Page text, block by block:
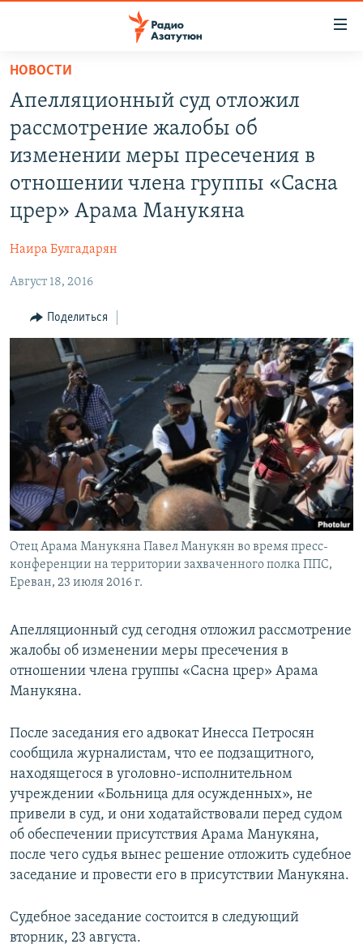
Перейти
основному
содержанию
Перейти
основной
навигации
Перейти
ПОЛИТИКА
ЭКОНОМИКА
НАГОРНЫЙ КАРАБАХ
КУЛЬТУРА
СПОРТ
АРХИВ
Հայերեն
English
Русский
Все сайты Радио Азатутюн
НОВОСТИ
Апелляционный суд отложил
рассмотрение жалобы об
изменении меры пресечения в
отношении члена группы «Сасна
црер» Арама Манукяна
Наира Булгадарян
Август 18, 2016
Поделиться
Отец Арама Манукяна Павел Манукян во время пресс-
конференции на территории захваченного полка ППС,
Ереван, 23 июля 2016 г.
Апелляционный суд сегодня отложил рассмотрение
жалобы об изменении меры пресечения в
отношении члена группы «Сасна црер» Арама
Манукяна.
После заседания его адвокат Инесса Петросян
сообщила журналистам, что ее подзащитного,
находящегося в уголовно-исполнительном
учреждении «Больница для осужденных», не
привели в суд, и они ходатайствовали перед судом
об обеспечении присутствия Арама Манукяна,
после чего судья вынес решение отложить судебное
заседание и провести его в присутствии Манукяна.
Судебное заседание состоится в следующий
вторник, 23 августа.